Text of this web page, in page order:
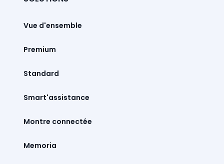
Vue d'ensemble
Premium
Standard
Smart'assistance
Montre connectée
Memoria